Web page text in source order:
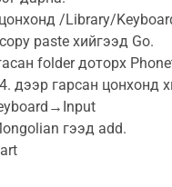
/Library/
paste хийгээд Go.
folder доторх
дээр гарсан цонхонд
гээд add.